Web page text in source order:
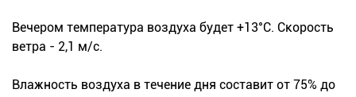
Вечером температура воздуха будет +13°С. Скорость
ветра - 2,1 м/с.
Влажность воздуха в течение дня составит от 75% до